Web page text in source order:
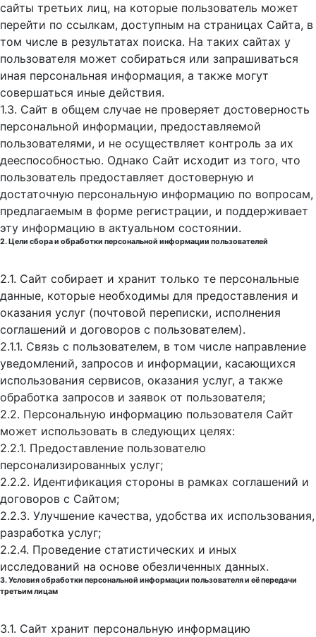
сайты третьих лиц, на которые пользователь может
перейти по ссылкам, доступным на страницах Сайта, в
том числе в результатах поиска. На таких сайтах у
пользователя может собираться или запрашиваться
иная персональная информация, а также могут
совершаться иные действия.
1.3. Сайт в общем случае не проверяет достоверность
персональной информации, предоставляемой
пользователями, и не осуществляет контроль за их
дееспособностью. Однако Сайт исходит из того, что
пользователь предоставляет достоверную и
достаточную персональную информацию по вопросам,
предлагаемым в форме регистрации, и поддерживает
эту информацию в актуальном состоянии.
2. Цели сбора и обработки персональной информации пользователей
2.1. Сайт собирает и хранит только те персональные
данные, которые необходимы для предоставления и
оказания услуг (почтовой переписки, исполнения
соглашений и договоров с пользователем).
2.1.1. Связь с пользователем, в том числе направление
уведомлений, запросов и информации, касающихся
использования сервисов, оказания услуг, а также
обработка запросов и заявок от пользователя;
2.2. Персональную информацию пользователя Сайт
может использовать в следующих целях:
2.2.1. Предоставление пользователю
персонализированных услуг;
2.2.2. Идентификация стороны в рамках соглашений и
договоров с Сайтом;
2.2.3. Улучшение качества, удобства их использования,
разработка услуг;
2.2.4. Проведение статистических и иных
исследований на основе обезличенных данных.
3. Условия обработки персональной информации пользователя и её передачи
третьим лицам
3.1. Сайт хранит персональную информацию